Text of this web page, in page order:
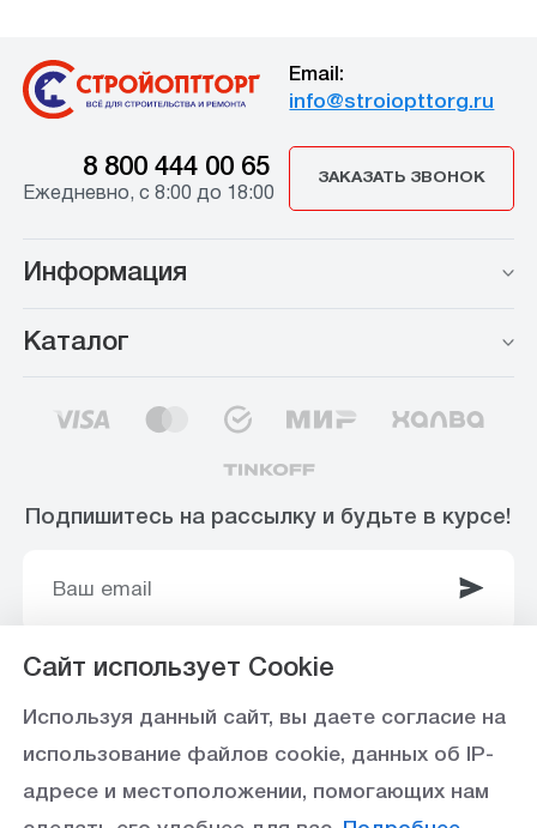
Email:
info@stroiopttorg.ru
8 800 444 00 65
Ежедневно, с 8:00 до 18:00
ЗАКАЗАТЬ ЗВОНОК
Информация
Каталог
Подпишитесь на рассылку и будьте в курсе!
Ставропольское отделение №5230 ПАО Сбербанк,
БИК 040702615
Сайт использует Cookie
Используя данный сайт, вы даете согласие на
использование файлов cookie, данных об IP-
адресе и местоположении, помогающих нам